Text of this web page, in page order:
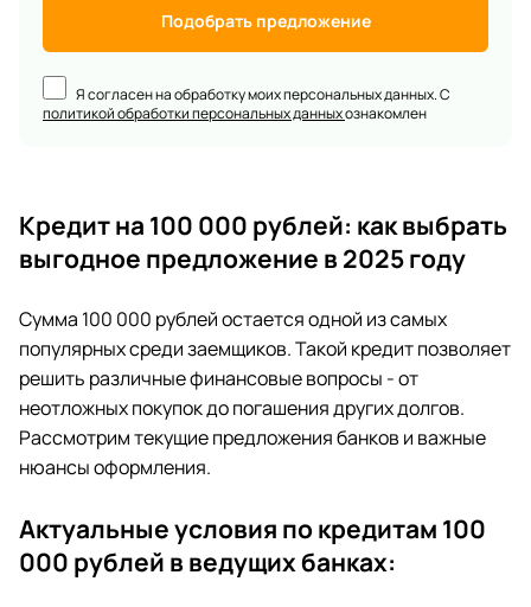
Подобрать предложение
Я согласен на обработку моих персональных данных. С
политикой обработки персональных данныхознакомлен
Кредит на 100 000 рублей: как выбрать
выгодное предложение в 2025 году
Сумма 100 000 рублей остается одной из самых
популярных среди заемщиков. Такой кредит позволяет
решить различные финансовые вопросы - от
неотложных покупок до погашения других долгов.
Рассмотрим текущие предложения банков и важные
нюансы оформления.
Актуальные условия по кредитам 100
000 рублей в ведущих банках: